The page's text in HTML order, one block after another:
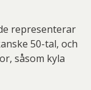
representerar
50-tal, och
såsom kyla